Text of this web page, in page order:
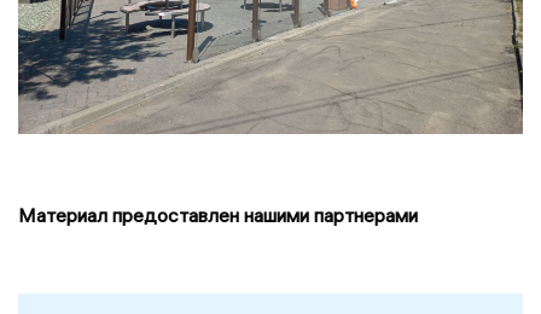
Материал предоставлен нашими партнерами